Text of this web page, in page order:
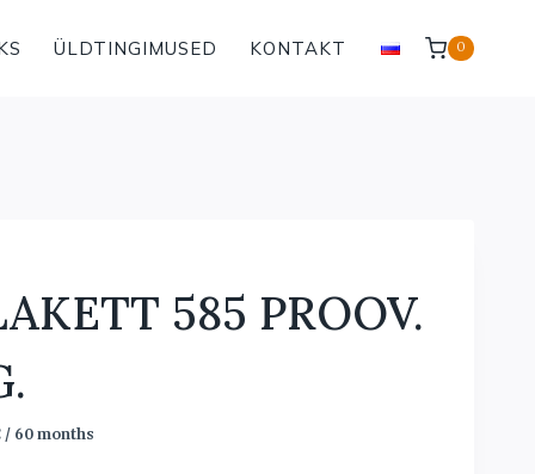
ÜLDTINGIMUSED KONTAKT 0
585 PROOV.
/ 60 months